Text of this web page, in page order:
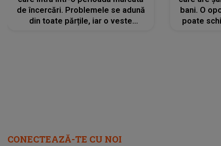
de încercări. Problemele se adună
din toate părțile, iar o veste
bani. O
poate
CONECTEAZĂ-TE CU NOI